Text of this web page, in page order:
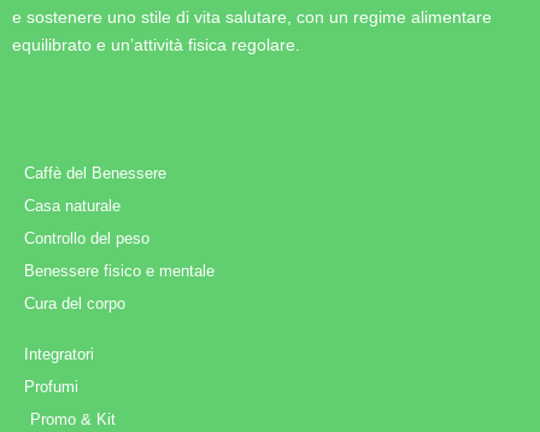
e sostenere uno stile di vita salutare, con un regime alimentare
equilibrato e un’attività fisica regolare.
Caffè del Benessere
Casa naturale
Controllo del peso
Benessere fisico e mentale
Cura del corpo
Integratori
Profumi
Promo & Kit